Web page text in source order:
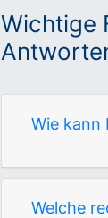
Wichtige
Wie kann
Welche